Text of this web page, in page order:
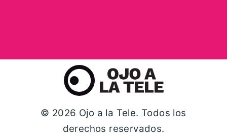
© 2026 Ojo a la Tele. Todos los
derechos reservados.